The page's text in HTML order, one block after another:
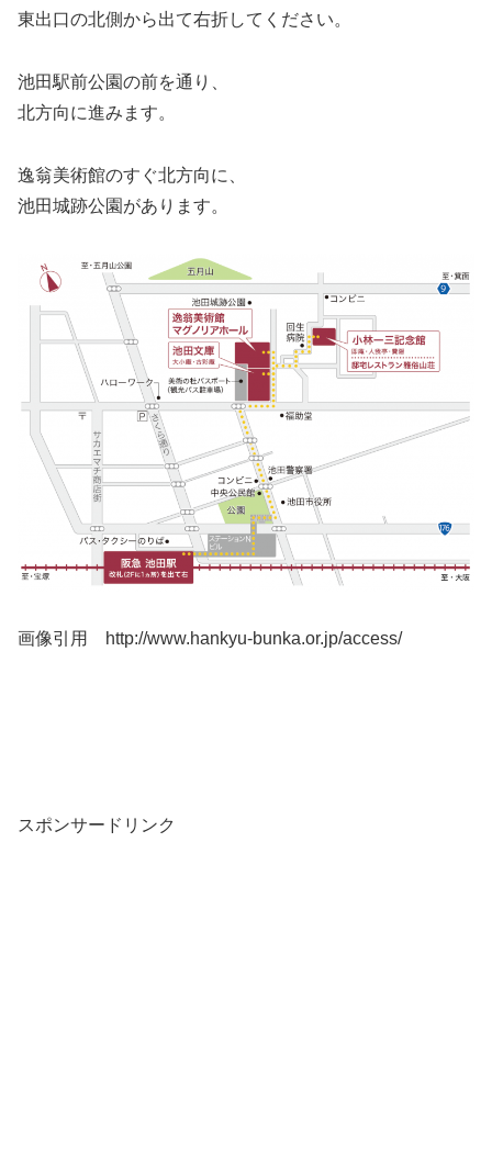
東出口の北側から出て右折してください。
池田駅前公園の前を通り、
北方向に進みます。
逸翁美術館のすぐ北方向に、
池田城跡公園があります。
画像引用 http://www.hankyu-bunka.or.jp/access/
スポンサードリンク